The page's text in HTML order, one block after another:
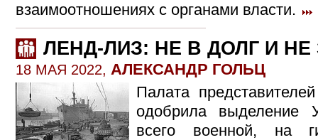
взаимоотношениях с органами власти.
ЛЕНД-ЛИЗ: НЕ В ДОЛГ И
18 МАЯ 2022, АЛЕКСАНДР ГОЛЬЦ
Палата
одобрила выделение
всего военной, на